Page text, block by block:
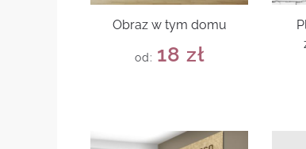
Obraz w tym domu
od: 18 zł